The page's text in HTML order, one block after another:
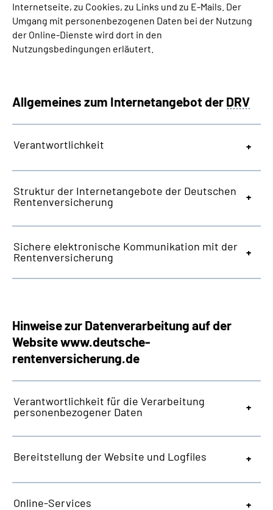
Internetseite, zu Cookies, zu Links und zu E-Mails. Der
Umgang mit personenbezogenen Daten bei der Nutzung
der Online-Dienste wird dort in den
Nutzungsbedingungen erläutert.
Allgemeines zum Internetangebot der DRV
Verantwortlichkeit
Struktur der Internetangebote der Deutschen
Rentenversicherung
Sichere elektronische Kommunikation mit der
Rentenversicherung
Hinweise zur Datenverarbeitung auf der
Websitewww.deutsche-
rentenversicherung.de
Verantwortlichkeit für die Verarbeitung
personenbezogener Daten
Bereitstellung derWebsite und Logfiles
Online-Services